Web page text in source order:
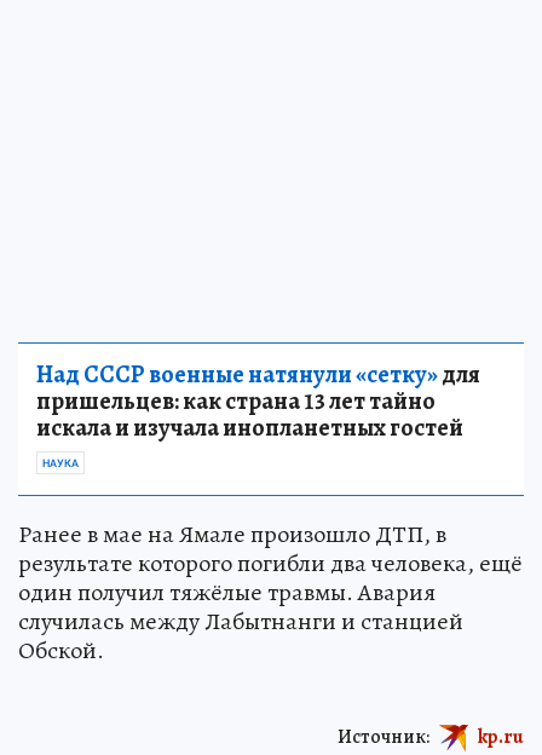
Над СССР военные натянули «сетку»для
пришельцев: как страна 13 лет тайно
искала и изучала инопланетных гостей
НАУКА
Ранее в мае на Ямале произошло ДТП, в
результате которого погибли два человека, ещё
один получил тяжёлые травмы. Авария
случилась между Лабытнанги и станцией
Обской.
Источник: kp.ru